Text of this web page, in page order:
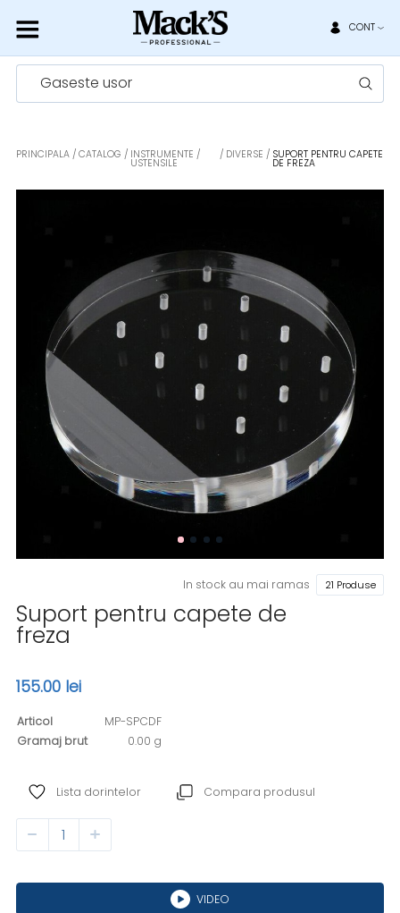
CONT
Gaseste usor
PRINCIPALA CATALOG INSTRUMENTE /
USTENSILE
DIVERSE SUPORT PENTRU CAPETE
DE FREZA
In stock au mai ramas 21 Produse
Suport pentru capete de
freza
155.00 lei
Articol
MP-SPCDF
Gramaj brut
0.00 g
Lista dorintelor Compara produsul
VIDEO